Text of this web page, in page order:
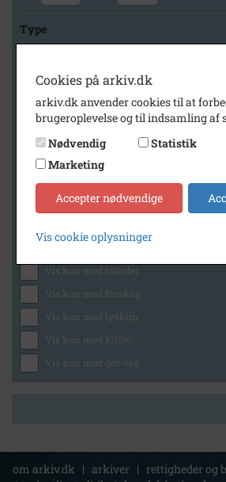
Type
Arkiv
Lokalarkivet Alsønderup -Tjæreby
Generelt
Vis kun med billeder
Vis kun med filmklip
Vis kun med lydklip
Vis kun med kilder
Vis kun med geo-tag
om arkiv.dk | arkiver | rettigheder og
Cookies på arkiv.dk
arkiv.dk anvender cookies til at
brugeroplevelse og til indsamling af
Nødvendig
Statistik
Marketing
Accepter nødvendige
Vis cookie oplysninger